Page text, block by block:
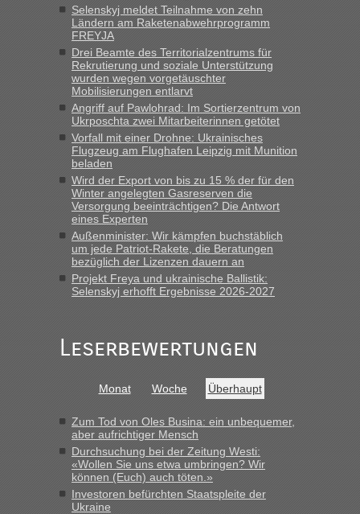
„Gestern 6 Stunden warten vor der Grenze Richtung Polen
in Krakowez mit dem Kleinbus. Abfertigung ging dann
schnell da auch Passagiere mit EU-Pass dabei waren“
Bernd D-UAinBerichte und Reisetipps • Re: An
welchem Grenzübergang zwischen Polen und
der Ukraine geht es am schnellsten?
„Bin am Montag 15.6.26 um 8 Uhr in Urgyniw ausgereist,
das erste Mal an einem Montagmorgen ca. 15 Fahrzeuge
vor mir, bin sonst der Erste oder Zweite, egal, nach ca 20
Minuten wurde dann die nächste Welle...“
Berichte und Reisetipps • Re: An welchem
Grenzübergang zwischen Polen und der Ukraine
geht es am schnellsten?
„Derzeit, ist es überall sehr voll an den Grenzen Ukraine/
Polen. Zb. Krakovets 100 PKW ca. 10 h Wartezeit. Wollen
Selenskyj meldet Teilnahme von zehn
Ländern am Raketenabwehrprogramm
FREYJA
Drei Beamte des Territorialzentrums für
Rekrutierung und soziale Unterstützung
wurden wegen vorgetäuschter
Mobilisierungen entlarvt
Angriff auf Pawlohrad: Im Sortierzentrum von
Ukrposchta zwei Mitarbeiterinnen getötet
Vorfall mit einer Drohne: Ukrainisches
Flugzeug am Flughafen Leipzig mit Munition
beladen
Wird der Export von bis zu 15 % der für den
Winter angelegten Gasreserven die
Versorgung beeinträchtigen? Die Antwort
eines Experten
Außenminister: Wir kämpfen buchstäblich
um jede Patriot-Rakete, die Beratungen
bezüglich der Lizenzen dauern an
Projekt Freya und ukrainische Ballistik:
Selenskyj erhofft Ergebnisse 2026-2027
Leserbewertungen
Monat Woche Überhaupt
Zum Tod von Oles Busina: ein unbequemer,
aber aufrichtiger Mensch
Durchsuchung bei der Zeitung Westi:
«Wollen Sie uns etwa umbringen? Wir
können (Euch) auch töten.»
Investoren befürchten Staatspleite der
Ukraine